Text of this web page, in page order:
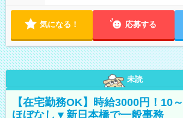
気になる！ 応募する
未読
【在宅勤務OK】時給3000円！10
ほぼなし▼新日本橋で一般事務